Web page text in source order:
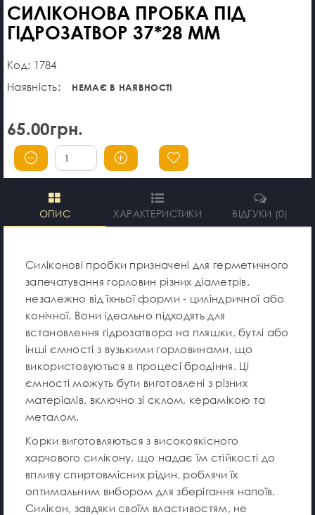
СИЛІКОНОВА ПРОБКА ПІД
ГІДРОЗАТВОР 37*28 ММ
Код: 1784
Наявність:
НЕМАЄ В НАЯВНОСТІ
65.00грн.
ОПИС ХАРАКТЕРИСТИКИ ВІДГУКИ (0)
Силіконові пробки призначені для герметичного
запечатування горловин різних діаметрів,
незалежно від їхньої форми - циліндричної або
конічної. Вони ідеально підходять для
встановлення гідрозатвора на пляшки, бутлі або
інші ємності з вузькими горловинами, що
використовуються в процесі бродіння. Ці
ємності можуть бути виготовлені з різних
матеріалів, включно зі склом, керамікою та
металом.
Корки виготовляються з високоякісного
харчового силікону, що надає їм стійкості до
впливу спиртовмісних рідин, роблячи їх
оптимальним вибором для зберігання напоїв.
Силікон, завдяки своїм властивостям, не